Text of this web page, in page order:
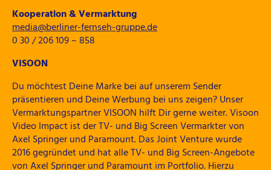
Kooperation & Vermarktung
media@berliner-fernseh-gruppe.de
0 30 / 206 109 – 858
VISOON
Du möchtest Deine Marke bei auf unserem Sender
präsentieren und Deine Werbung bei uns zeigen? Unser
Vermarktungspartner VISOON hilft Dir gerne weiter. Visoon
Video Impact ist der TV- und Big Screen Vermarkter von
Axel Springer und Paramount. Das Joint Venture wurde
2016 gegründet und hat alle TV- und Big Screen-Angebote
von Axel Springer und Paramount im Portfolio. Hierzu